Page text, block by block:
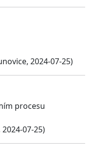
2024-07-25)
procesu
07-25)